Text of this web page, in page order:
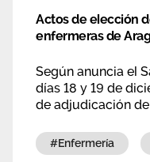
Actos de elección
enfermeras de
Según anuncia el
días 18 y 19 de
de adjudicación
Ope convocada en
#enfermería